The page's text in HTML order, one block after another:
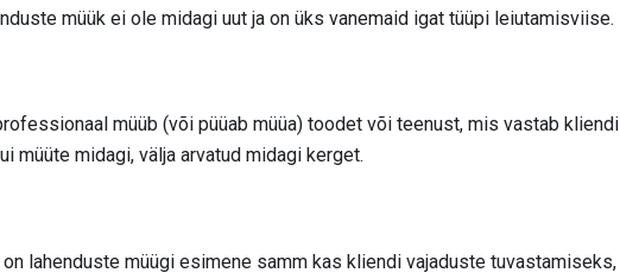
müük ei ole midagi uut ja on üks vanemaid igat tüüpi leiutamisviise.
müüb (või püüab müüa) toodet või teenust, mis vastab kliendi
müüte midagi, välja arvatud midagi kerget.
lahenduste müügi esimene samm kas kliendi vajaduste tuvastamiseks,